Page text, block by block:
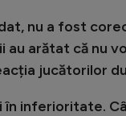
nu a fost
au arătat că nu
jucătorilor
în inferioritate.